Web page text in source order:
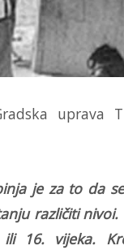
uprava
je za to da
različiti
16. vijeka.